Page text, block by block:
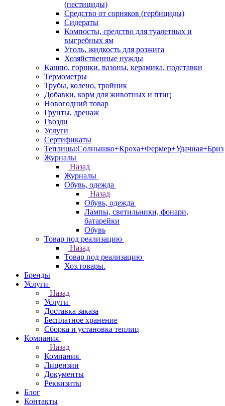
(пестициды)
Средство от сорняков (гербициды)
Сидераты
Компосты, средство для туалетных и
выгребных ям
Уголь, жидкость для розжига
Хозяйственные нужды
Кашпо, горшки, вазоны, керамика, подставки
Термометры
Трубы, колено, тройник
Добавки, корм для животных и птиц
Новогодний товар
Грунты, дренаж
Гвозди
Услуги
Сертификаты
Теплицы:Солнышко+Кроха+Фермер+Удачная+Бриз
Журналы
Назад
Журналы
Обувь, одежда
Назад
Обувь, одежда
Лампы, светильники, фонари,
батарейки
Обувь
Товар под реализацию
Назад
Товар под реализацию
Хоз.товары.
Бренды
Услуги
Назад
Услуги
Доставка заказа
Бесплатное хранение
Сборка и установка теплиц
Компания
Назад
Компания
Лицензии
Документы
Реквизиты
Блог
Контакты